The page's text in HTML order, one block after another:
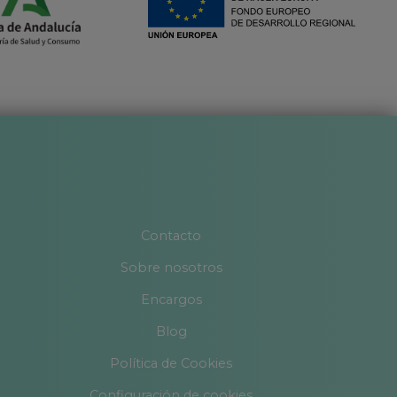
Contacto
Sobre nosotros
Encargos
Blog
Política de Cookies